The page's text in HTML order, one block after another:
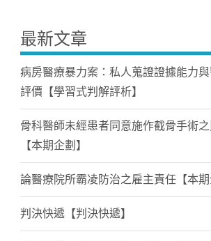
最新文章
病房醫療暴力案：私人蒐證證據能力
評價【學習式判解評析】
骨科醫師未經患者同意施作截骨手術
【本期企劃】
論醫療院所霸凌防治之雇主責任【本期
判決快遞【判決快遞】